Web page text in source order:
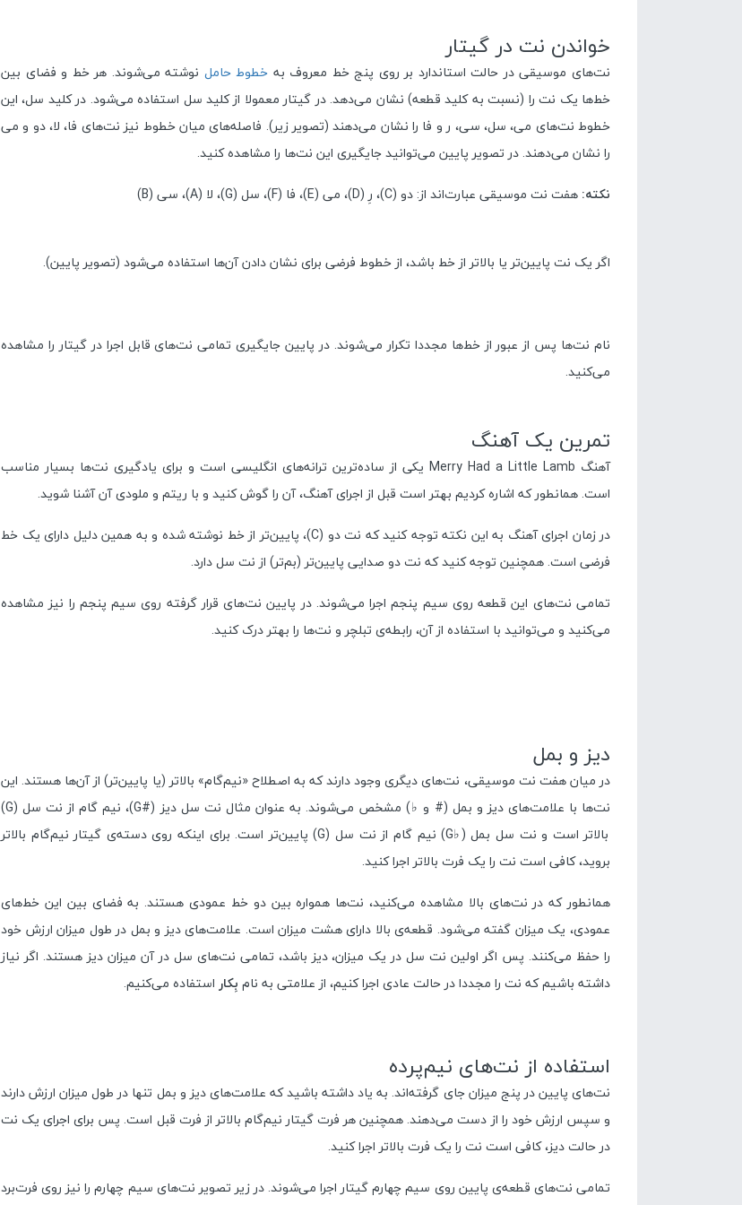
خواندن نت در گیتار
نت‌های موسیقی در حالت استاندارد بر روی پنج خط معروف به خطوط حامل نوشته می‌شوند. هر خط و فضای بین
خط‌ها یک نت را (نسبت به کلید قطعه) نشان می‌دهد. در گیتار معمولا از کلید سل استفاده می‌شود. در کلید سل، این
خطوط نت‌های می، سل، سی، ر و فا را نشان می‌دهند (تصویر زیر). فاصله‌های میان خطوط نیز نت‌های فا، لا، دو و می
را نشان می‌دهند. در تصویر پایین می‌توانید جایگیری این نت‌ها را مشاهده کنید.
نکته: هفت نت موسیقی عبارت‌اند از: دو (C)، رِ (D)، می (E)، فا (F)، سل (G)، لا (A)، سی (B)
اگر یک نت پایین‌تر یا بالاتر از خط باشد، از خطوط فرضی برای نشان دادن آن‌ها استفاده می‌شود (تصویر پایین).
نام نت‌ها پس از عبور از خط‌ها مجددا تکرار می‌شوند. در پایین جایگیری تمامی نت‌های قابل اجرا در گیتار را مشاهده
می‌کنید.
تمرین یک آهنگ
آهنگ Merry Had a Little Lamb یکی از ساده‌ترین ترانه‌های انگلیسی است و برای یادگیری نت‌ها بسیار مناسب
است. همانطور که اشاره کردیم بهتر است قبل از اجرای آهنگ، آن را گوش کنید و با ریتم و ملودی آن آشنا شوید.
در زمان اجرای آهنگ به این نکته توجه کنید که نت دو (C)، پایین‌تر از خط‌ نوشته شده و به همین دلیل دارای یک خط
فرضی است. همچنین توجه کنید که نت دو صدایی پایین‌تر (بم‌تر) از نت سل دارد.
تمامی نت‌های این قطعه روی سیم پنجم اجرا می‌شوند. در پایین نت‌های قرار گرفته روی سیم پنجم را نیز مشاهده
می‌کنید و می‌توانید با استفاده از آن، رابطه‌ی تبلچر و نت‌ها را بهتر درک کنید.
دیز و بمل
در میان هفت نت موسیقی، نت‌های دیگری وجود دارند که به اصطلاح «نیم‌گام» بالاتر (یا پایین‌تر) از آن‌ها هستند. این
نت‌ها با علامت‌های دیز و بمل (# و ♭)‌ مشخص می‌شوند. به عنوان مثال نت سل دیز (#G)، نیم گام از نت سل (G)
بالاتر است و نت سل بمل (♭G) نیم گام از نت سل (G) پایین‌تر است. برای اینکه روی دسته‌ی گیتار نیم‌گام بالاتر
بروید، کافی است نت را یک فرت بالاتر اجرا کنید.
همانطور که در نت‌های بالا مشاهده می‌کنید، نت‌ها همواره بین دو خط عمودی هستند. به فضای بین این خط‌های
عمودی، یک میزان گفته می‌شود. قطعه‌ی بالا دارای هشت میزان است. علامت‌های دیز و بمل در طول میزان ارزش خود
را حفظ می‌کنند. پس اگر اولین نت سل در یک میزان، دیز باشد، تمامی نت‌های سل در آن میزان دیز هستند. اگر نیاز
داشته باشیم که نت را مجددا در حالت عادی اجرا کنیم، از علامتی به نام بِکار استفاده می‌کنیم.
استفاده از نت‌های نیم‌پرده
نت‌های پایین در پنج میزان جای گرفته‌اند. به یاد داشته باشید که علامت‌های دیز و بمل تنها در طول میزان ارزش دارند
و سپس ارزش خود را از دست می‌دهند. همچنین هر فرت گیتار نیم‌گام بالاتر از فرت قبل است. پس برای اجرای یک نت
در حالت دیز، کافی است نت را یک فرت بالاتر اجرا کنید.
تمامی نت‌های قطعه‌ی پایین روی سیم چهارم گیتار اجرا می‌شوند. در زیر تصویر نت‌های سیم چهارم را نیز روی فرت‌برد